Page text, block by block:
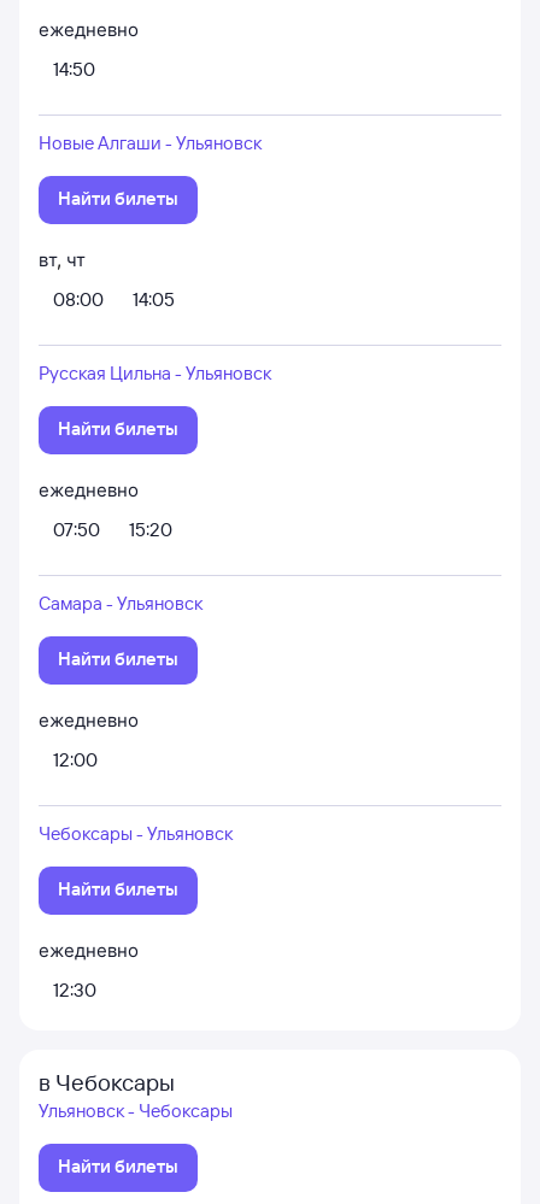
ежедневно
14:50
Новые Алгаши - Ульяновск
Найти билеты
вт, чт
08:00
14:05
Русская Цильна - Ульяновск
Найти билеты
ежедневно
07:50
15:20
Самара - Ульяновск
Найти билеты
ежедневно
12:00
Чебоксары - Ульяновск
Найти билеты
ежедневно
12:30
в Чебоксары
Ульяновск - Чебоксары
Найти билеты